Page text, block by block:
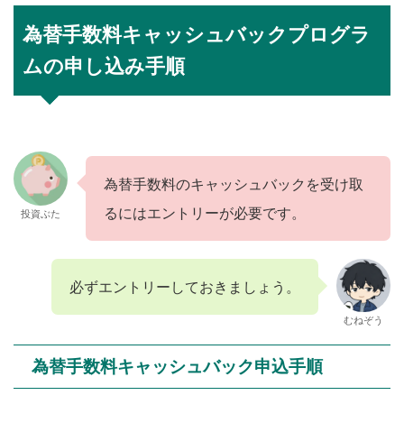
為替手数料キャッシュバックプログラ
ムの申し込み手順
投資ぶた
為替手数料のキャッシュバックを受け取
るにはエントリーが必要です。
必ずエントリーしておきましょう。
むねぞう
為替手数料キャッシュバック申込手順